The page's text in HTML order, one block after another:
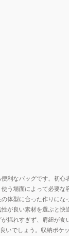
利なバッグです。初心
う場面によって必要な
体型に合った作りにな
が良い素材を選ぶと快
揺れすぎず、肩紐が食
いでしょう。収納ポケ